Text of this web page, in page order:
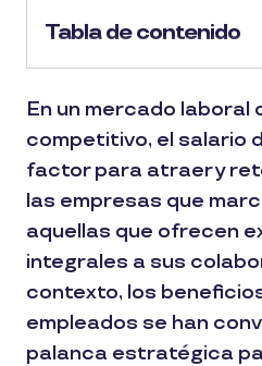
Tabla de contenido
En un mercado laboral
competitivo, el salario
factor para atraer y
las empresas que
aquellas que ofrecen
integrales a sus
contexto, los
empleados se han
palanca estratégica